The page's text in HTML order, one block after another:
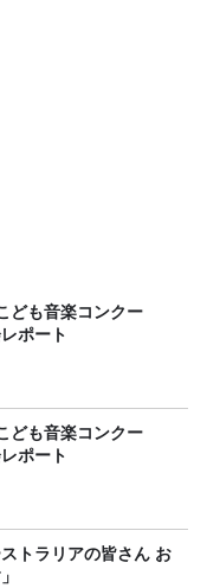
ども音楽コンクー
ポート
ども音楽コンクー
ポート
トラリアの皆さん お